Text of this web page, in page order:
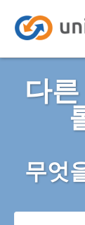
다
무엇